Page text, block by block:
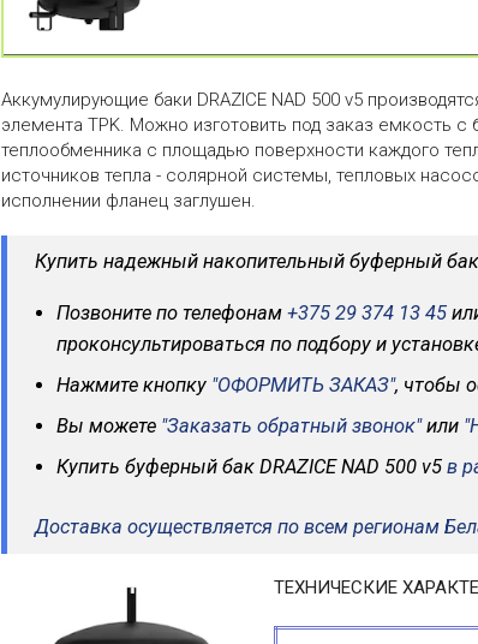
Аккумулирующие баки DRAZICE NAD 500 v5
элемента TPK. Можно изготовить под заказ емкость
теплообменника с площадью поверхности каждого
источников тепла - солярной системы, тепловых
исполнении фланец заглушен.
Купить надежный накопительный буферный бак
Позвоните по телефонам +375 29 374 13 45
проконсультироваться по подбору и
Нажмите кнопку "ОФОРМИТЬ ЗАКАЗ", чтобы
Вы можете "Заказать обратный звонок"или
Купить буферный бак DRAZICE NAD 500 v5 в
Доставка осуществляется по всем регионам
ТЕХНИЧЕСКИЕ